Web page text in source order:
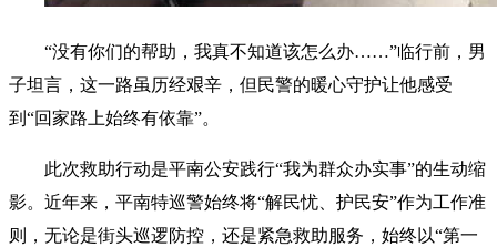
“没有你们的帮助，我真不知道该怎么办……”临行前，男
子坦言，这一路虽历经艰辛，但民警的暖心守护让他感受
到“回家路上始终有依靠”。
此次救助行动是平南公安践行“我为群众办实事”的生动缩
影。近年来，平南特巡警始终将“解民忧、护民安”作为工作准
则，无论是街头巡逻防控，还是紧急救助服务，始终以“第一